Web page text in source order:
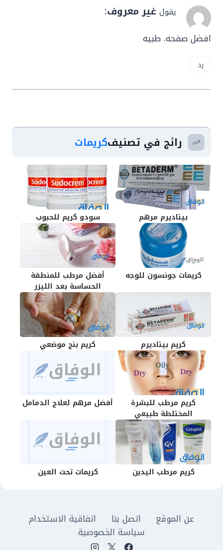
يقول غير معروف:
افضل صفحه. طبيه
رد
رائج في تصنيفكريمات
بيتاديرم مرهم سودو كريم للحبوب
كريمات جونسون للوجه
أفضل مرطب للمنطقة
الحساسة بعد الليزر
كريم بيتاديرم كريم بنج موضعي
كريم مرطب للبشرة
المختلطة طبيعي
أفضل مرهم لعلاج الدمامل
كريم مرطب اليدين كريمات تحت العين
عن الموقع اتصل بنا
اتفاقية الاستخدام
سياسة الخصوصية